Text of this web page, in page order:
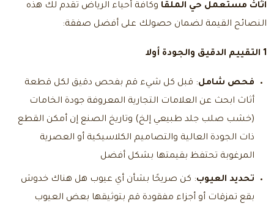
اثاث مستعمل حي الملقا وكافة أحياء الرياض تقدم لك هذه
النصائح القيمة لضمان حصولك على أفضل صفقة:
1 التقييم الدقيق والجودة أولا
فحص شامل: قبل كل شيء قم بفحص دقيق لكل قطعة
أثاث ابحث عن العلامات التجارية المعروفة جودة الخامات
(خشب صلب جلد طبيعي إلخ) وتاريخ الصنع إن أمكن القطع
ذات الجودة العالية والتصاميم الكلاسيكية أو العصرية
المرغوبة تحتفظ بقيمتها بشكل أفضل
تحديد العيوب: كن صريحًا بشأن أي عيوب هل هناك خدوش
بقع تمزقات أو أجزاء مفقودة قم بتوثيقها بعض العيوب